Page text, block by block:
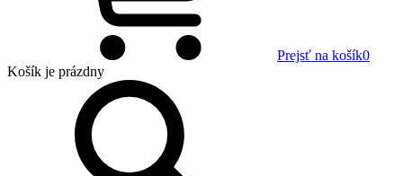
Prejsť na košík0
Košík je prázdny